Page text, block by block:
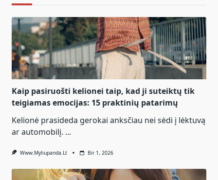
Kaip pasiruošti kelionei taip, kad ji suteiktų tik
teigiamas emocijas: 15 praktinių patarimų
Kelionė prasideda gerokai anksčiau nei sėdi į lėktuvą
ar automobilį. ...
Www.myliupanda.lt Bir 1, 2026